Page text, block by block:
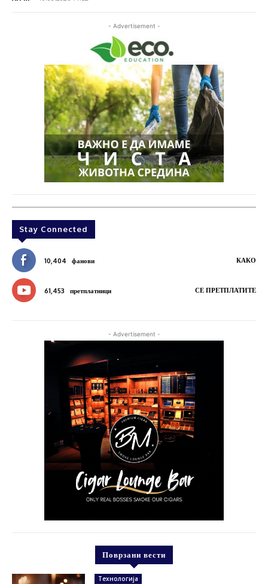
- Advertisement -
Stay Connected
10,404 фанови КАКО
61,453 претплатници СЕ ПРЕТПЛАТИТЕ
- Advertisement -
Поврзани вести
Технологија